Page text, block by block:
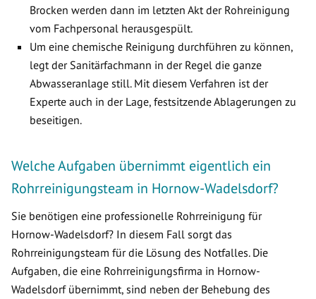
Brocken werden dann im letzten Akt der Rohreinigung
vom Fachpersonal herausgespült.
Um eine chemische Reinigung durchführen zu können,
legt der Sanitärfachmann in der Regel die ganze
Abwasseranlage still. Mit diesem Verfahren ist der
Experte auch in der Lage, festsitzende Ablagerungen zu
beseitigen.
Welche Aufgaben übernimmt eigentlich ein
Rohrreinigungsteam in Hornow-Wadelsdorf?
Sie benötigen eine professionelle Rohrreinigung für
Hornow-Wadelsdorf? In diesem Fall sorgt das
Rohrreinigungsteam für die Lösung des Notfalles. Die
Aufgaben, die eine Rohrreinigungsfirma in Hornow-
Wadelsdorf übernimmt, sind neben der Behebung des